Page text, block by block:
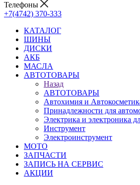
Телефоны
+7(4742) 370-333
КАТАЛОГ
ШИНЫ
ДИСКИ
АКБ
МАСЛА
АВТОТОВАРЫ
Назад
АВТОТОВАРЫ
Автохимия и
Принадлежности для
Электрика и электроника
Инструмент
Электроинструмент
МОТО
ЗАПЧАСТИ
ЗАПИСЬ НА СЕРВИС
АКЦИИ